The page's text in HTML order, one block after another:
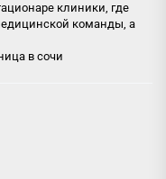
клиники, где
команды, а
в сочи